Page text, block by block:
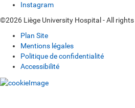
Instagram
©2026 Liège University Hospital - All rights
Plan Site
Mentions légales
Politique de confidentialité
Accessibilité